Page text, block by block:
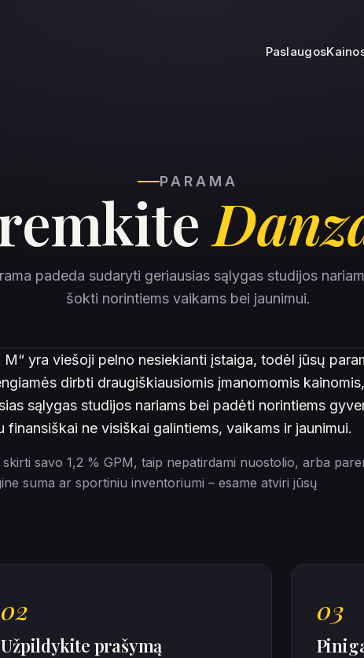
Paslaugos
PARAMA
padeda sudaryti geriausias sąlygas studijos
šokti norintiems vaikams bei jaunimui.
yra viešoji pelno nesiekianti įstaiga, todėl jūsų
dirbti draugiškiausiomis įmanomomis kainomis,
sąlygas studijos nariams bei padėti norintiems
finansiškai ne visiškai galintiems, vaikams ir jaunimui.
savo 1,2 % GPM, taip nepatirdami nuostolio, arba
suma ar sportiniu inventoriumi – esame atviri jūsų
02
Užpildykite prašymą
03